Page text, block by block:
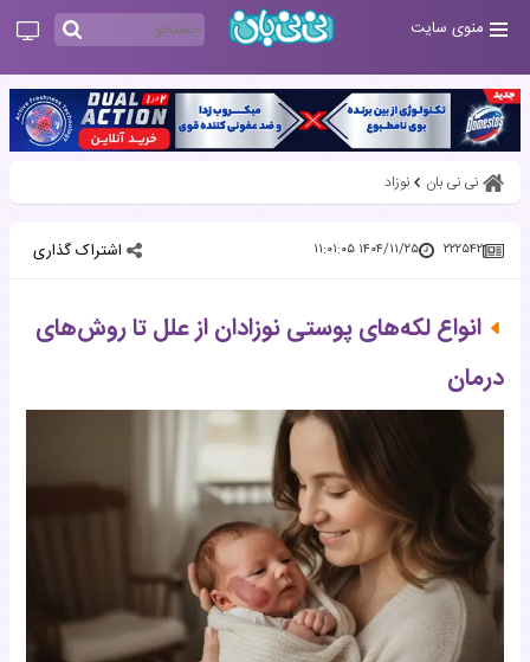
منوی سایت
نی نی بان نوزاد
۲۲۲۵۴۲ ۱۴۰۴/۱۱/۲۵ ۱۱:۰۱:۰۵ اشتراک گذاری
انواع لکه‌های پوستی نوزادان از علل تا روش‌های
درمان